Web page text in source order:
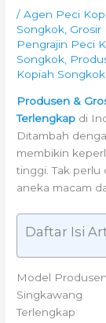
/Agen Peci
Songkok Grosir
Pengrajin Peci
Songkok
Kopiah Songkok
Produsen &
Terlengkap di
Ditambah
membikin
tinggi. Tak perlu
aneka macam
Daftar Isi
Model
Singkawang
Terlengkap